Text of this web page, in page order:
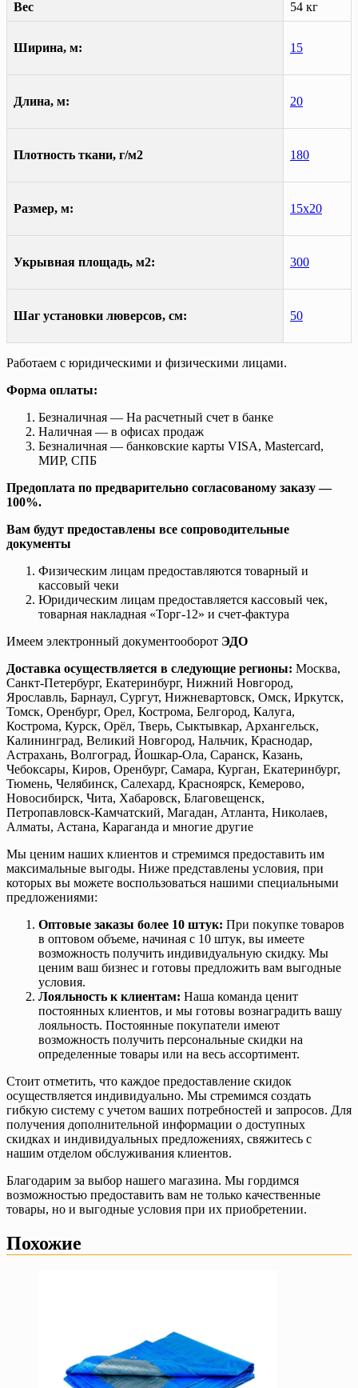
Вес 54 кг
Ширина, м: 15
Длина, м: 20
Плотность ткани, г/м2 180
Размер, м: 15х20
Укрывная площадь, м2: 300
Шаг установки люверсов, см: 50
Работаем с юридическими и физическими лицами.
Форма оплаты:
Безналичная — На расчетный счет в банке
Наличная — в офисах продаж
Безналичная — банковские карты VISA, Mastercard,
МИР, СПБ
Предоплата по предварительно согласованому заказу —
100%.
Вам будут предоставлены все сопроводительные
документы
Физическим лицам предоставляются товарный и
кассовый чеки
Юридическим лицам предоставляется кассовый чек,
товарная накладная «Торг-12» и счет-фактура
Имеем электронный документооборот ЭДО
Доставка осуществляется в следующие регионы: Москва,
Санкт-Петербург, Екатеринбург, Нижний Новгород,
Ярославль, Барнаул, Сургут, Нижневартовск, Омск, Иркутск,
Томск, Оренбург, Орел, Кострома, Белгород, Калуга,
Кострома, Курск, Орёл, Тверь, Сыктывкар, Архангельск,
Калининград, Великий Новгород, Нальчик, Краснодар,
Астрахань, Волгоград, Йошкар-Ола, Саранск, Казань,
Чебоксары, Киров, Оренбург, Самара, Курган, Екатеринбург,
Тюмень, Челябинск, Салехард, Красноярск, Кемерово,
Новосибирск, Чита, Хабаровск, Благовещенск,
Петропавловск-Камчатский, Магадан, Атланта, Николаев,
Алматы, Астана, Караганда и многие другие
Мы ценим наших клиентов и стремимся предоставить им
максимальные выгоды. Ниже представлены условия, при
которых вы можете воспользоваться нашими специальными
предложениями:
Оптовые заказы более 10 штук: При покупке товаров
в оптовом объеме, начиная с 10 штук, вы имеете
возможность получить индивидуальную скидку. Мы
ценим ваш бизнес и готовы предложить вам выгодные
условия.
Лояльность к клиентам: Наша команда ценит
постоянных клиентов, и мы готовы вознаградить вашу
лояльность. Постоянные покупатели имеют
возможность получить персональные скидки на
определенные товары или на весь ассортимент.
Стоит отметить, что каждое предоставление скидок
осуществляется индивидуально. Мы стремимся создать
гибкую систему с учетом ваших потребностей и запросов. Для
получения дополнительной информации о доступных
скидках и индивидуальных предложениях, свяжитесь с
нашим отделом обслуживания клиентов.
Благодарим за выбор нашего магазина. Мы гордимся
возможностью предоставить вам не только качественные
товары, но и выгодные условия при их приобретении.
Похожие